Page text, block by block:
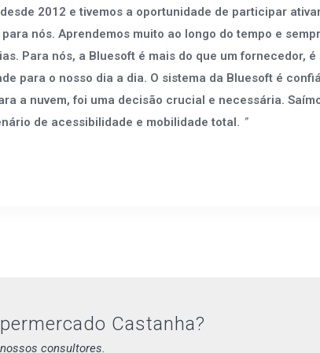
2012 e tivemos a oportunidade de participar
nós. Aprendemos muito ao longo do tempo e
Para nós, a Bluesoft é mais do que um fornecedor,
para o nosso dia a dia. O sistema da Bluesoft é
a nuvem, foi uma decisão crucial e necessária.
de acessibilidade e mobilidade total.
Castanha?
consultores.